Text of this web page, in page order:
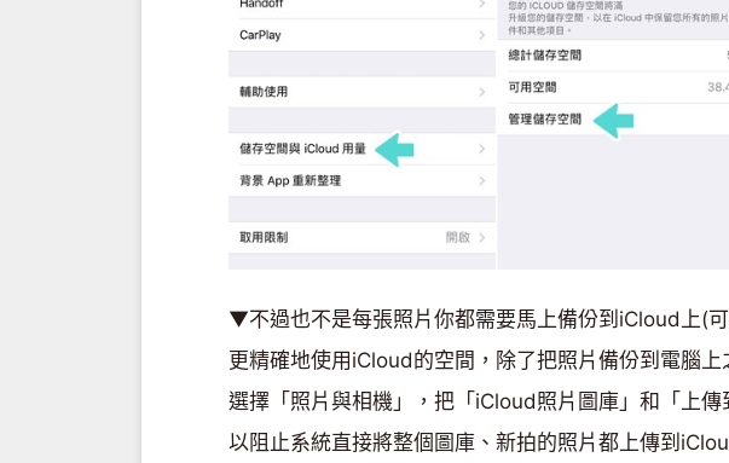
▼不過也不是每張照片你都需要馬上備份到iCloud上(
更精確地使用iCloud的空間，除了把照片備份到電腦
選擇「照片與相機」，把「iCloud照片圖庫」和「上傳
以阻止系統直接將整個圖庫、新拍的照片都上傳到